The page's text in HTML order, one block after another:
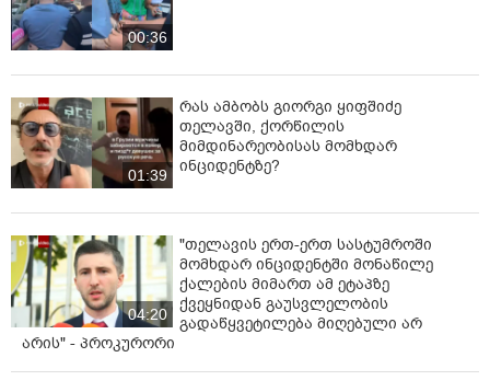
00:36
01:39
რას ამბობს გიორგი ყიფშიძე
თელავში, ქორწილის
მიმდინარეობისას მომხდარ
ინციდენტზე?
04:20
"თელავის ერთ-ერთ სასტუმროში
მომხდარ ინციდენტში მონაწილე
ქალების მიმართ ამ ეტაპზე
ქვეყნიდან გაუსვლელობის
გადაწყვეტილება მიღებული არ
არის" - პროკურორი